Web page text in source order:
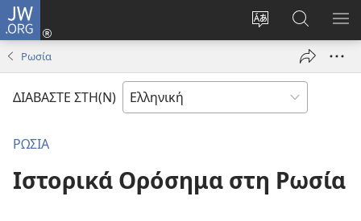
JW.ORG
Αλλαγή
γλώσσας
ιστότοπου
Σύνδεση
(ανοίγει
παράθυρο)
στο
JW.ORG
Ρωσία
ΔΙΑΒΑΣΤΕ ΣΤΗ(Ν)
ΡΩΣΙΑ
Ιστορικά Ορόσημα στη Ρωσία